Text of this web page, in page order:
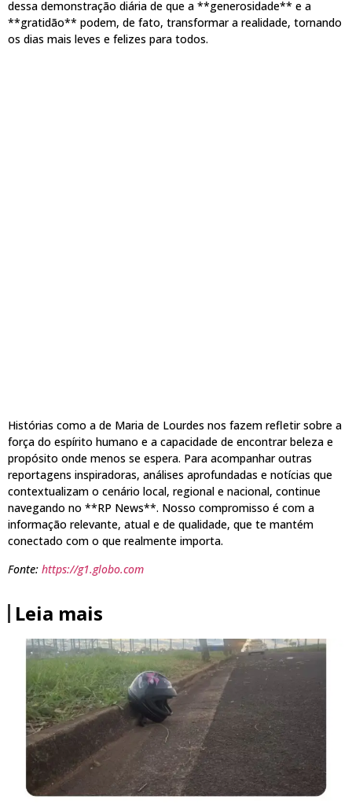
dessa demonstração diária de que a **generosidade** e a
**gratidão** podem, de fato, transformar a realidade, tornando
os dias mais leves e felizes para todos.
Histórias como a de Maria de Lourdes nos fazem refletir sobre a
força do espírito humano e a capacidade de encontrar beleza e
propósito onde menos se espera. Para acompanhar outras
reportagens inspiradoras, análises aprofundadas e notícias que
contextualizam o cenário local, regional e nacional, continue
navegando no **RP News**. Nosso compromisso é com a
informação relevante, atual e de qualidade, que te mantém
conectado com o que realmente importa.
Fonte: https://g1.globo.com
Leia mais